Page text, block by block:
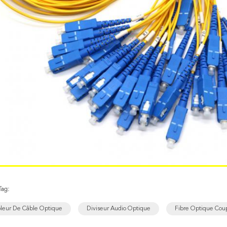
De Câble Optique Diviseur Audio Optique Fibre Optique